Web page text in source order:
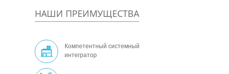
НАШИ ПРЕИМУЩЕСТВА
Компетентный системный
интегратор